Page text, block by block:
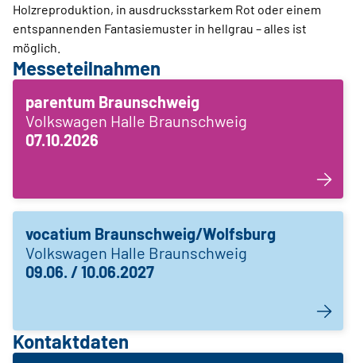
Holzreproduktion, in ausdrucksstarkem Rot oder einem
entspannenden Fantasiemuster in hellgrau – alles ist
möglich.
Messeteilnahmen
parentum Braunschweig
Volkswagen Halle Braunschweig
07.10.2026
vocatium Braunschweig/Wolfsburg
Volkswagen Halle Braunschweig
09.06. / 10.06.2027
Kontaktdaten